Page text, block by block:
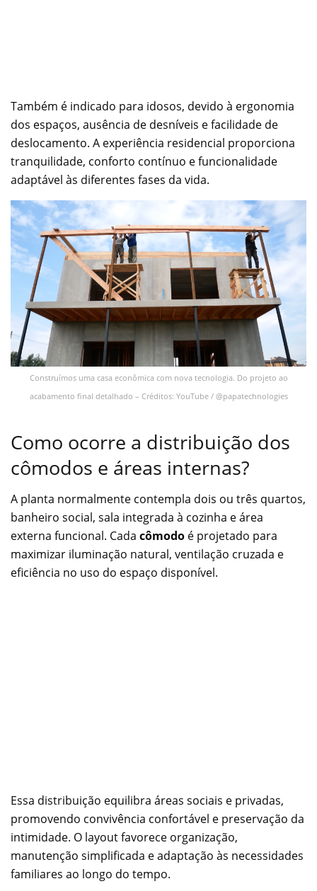
Também é indicado para idosos, devido à ergonomia
dos espaços, ausência de desníveis e facilidade de
deslocamento. A experiência residencial proporciona
tranquilidade, conforto contínuo e funcionalidade
adaptável às diferentes fases da vida.
Construímos uma casa econômica com nova tecnologia. Do projeto ao
acabamento final detalhado – Créditos: YouTube / @papatechnologies
Como ocorre a distribuição dos
cômodos e áreas internas?
A planta normalmente contempla dois ou três quartos,
banheiro social, sala integrada à cozinha e área
externa funcional. Cada cômodo é projetado para
maximizar iluminação natural, ventilação cruzada e
eficiência no uso do espaço disponível.
Essa distribuição equilibra áreas sociais e privadas,
promovendo convivência confortável e preservação da
intimidade. O layout favorece organização,
manutenção simplificada e adaptação às necessidades
familiares ao longo do tempo.